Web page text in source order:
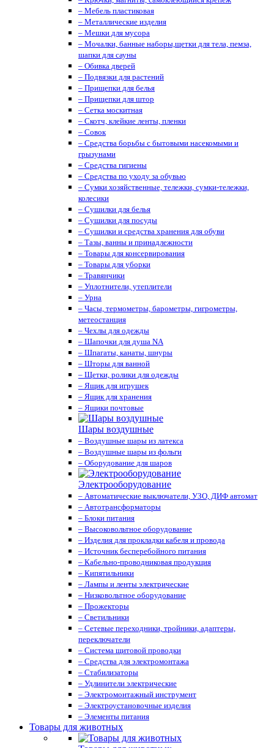
– Мебель пластиковая
– Металлические изделия
– Мешки для мусора
– Мочалки, банные наборы,щетки для тела, пемза,
шапки для сауны
– Обивка дверей
– Подвязки для растений
– Прищепки для белья
– Прищепки для штор
– Сетка москитная
– Скотч, клейкие ленты, пленки
– Совок
– Средства борьбы с бытовыми насекомыми и
грызунами
– Средства гигиены
– Средства по уходу за обувью
– Сумки хозяйственные, тележки, сумки-тележки,
колесики
– Сушилки для белья
– Сушилки для посуды
– Сушилки и средства хранения для обуви
– Тазы, ванны и принадлежности
– Товары для консервирования
– Товары для уборки
– Травянчики
– Уплотнители, утеплители
– Урна
– Часы, термометры, барометры, гигрометры,
метеостанция
– Чехлы для одежды
– Шапочки для душа NA
– Шпагаты, канаты, шнуры
– Шторы для ванной
– Щетки, ролики для одежды
– Ящик для игрушек
– Ящик для хранения
– Ящики почтовые
Шары воздушные
– Воздушные шары из латекса
– Воздушные шары из фольги
– Оборудование для шаров
Электрооборудование
– Автоматические выключатели, УЗО, ДИФ автомат
– Автотрансформаторы
– Блоки питания
– Высоковольтное оборудование
– Изделия для прокладки кабеля и провода
– Источник бесперебойного питания
– Кабельно-проводниковая продукция
– Кипятильники
– Лампы и ленты электрические
– Низковольтное оборудование
– Прожекторы
– Светильники
– Сетевые переходники, тройники, адаптеры,
переключатели
– Система щитовой проводки
– Средства для электромонтажа
– Стабилизаторы
– Удлинители электрические
– Электромонтажный инструмент
– Электроустановочные изделия
– Элементы питания
Товары для животных